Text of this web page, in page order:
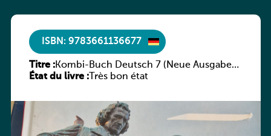
ISBN: 9783661136677
Titre :Kombi-Buch Deutsch 7 (Neue Ausgabe
Luxemburg)
État du livre :Très bon état